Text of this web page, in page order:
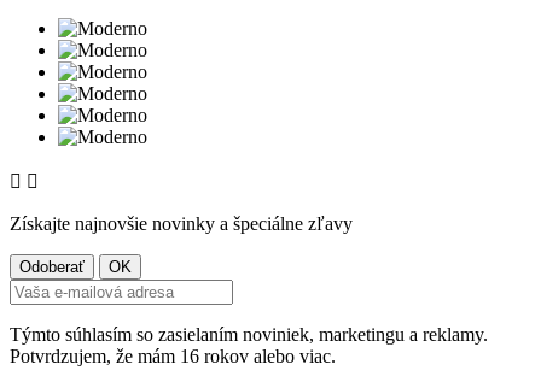
 
Získajte najnovšie novinky a špeciálne zľavy
Týmto súhlasím so zasielaním noviniek, marketingu a reklamy.
Potvrdzujem, že mám 16 rokov alebo viac.